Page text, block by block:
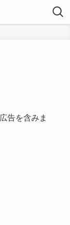
告を含みま